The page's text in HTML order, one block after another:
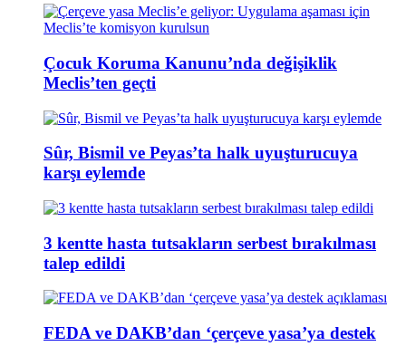
Çocuk Koruma Kanunu’nda değişiklik
Meclis’ten geçti
Sûr, Bismil ve Peyas’ta halk uyuşturucuya
karşı eylemde
3 kentte hasta tutsakların serbest bırakılması
talep edildi
FEDA ve DAKB’dan ‘çerçeve yasa’ya destek